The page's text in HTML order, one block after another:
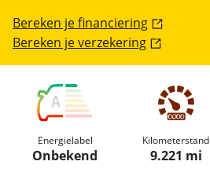
A
Energielabel
Onbekend
Kilometerstand
9.221 mi
Bereken je financiering
Bereken je verzekering